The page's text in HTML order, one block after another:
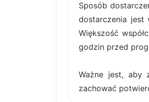
Sposób
dostarczenia
Większość
godzin przed
Ważne jest, aby
zachować